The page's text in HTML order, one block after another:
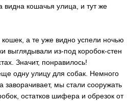
видна кошачья улица, и тут же
а те уже видно успели ночью
выглядывали из-под коробок-стен
Значит, понравилось!
одну улицу для собак. Немного
заворачивает, мы стали сооружать
остатков шифера и обрезок от